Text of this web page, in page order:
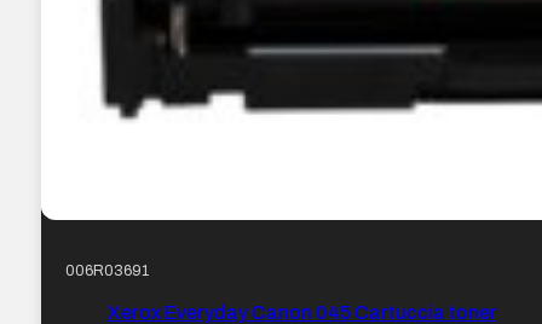
006R03691
Xerox Everyday Canon 045 Cartuccia toner